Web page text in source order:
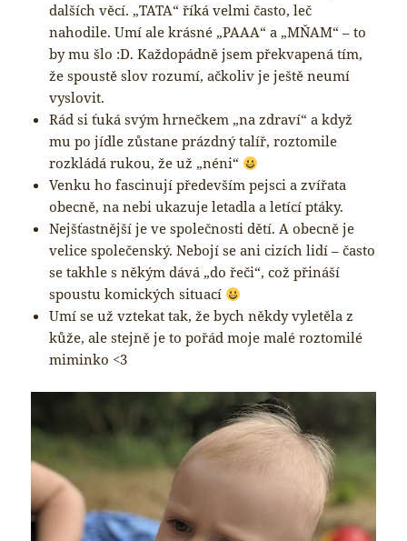
dalších věcí. „TATA“ říká velmi často, leč
nahodile. Umí ale krásné „PAAA“ a „MŇAM“ – to
by mu šlo :D. Každopádně jsem překvapená tím,
že spoustě slov rozumí, ačkoliv je ještě neumí
vyslovit.
Rád si ťuká svým hrnečkem „na zdraví“ a když
mu po jídle zůstane prázdný talíř, roztomile
rozkládá rukou, že už „néni“
Venku ho fascinují především pejsci a zvířata
obecně, na nebi ukazuje letadla a letící ptáky.
Nejšťastnější je ve společnosti dětí. A obecně je
velice společenský. Nebojí se ani cizích lidí – často
se takhle s někým dává „do řeči“, což přináší
spoustu komických situací
Umí se už vztekat tak, že bych někdy vyletěla z
kůže, ale stejně je to pořád moje malé roztomilé
miminko <3